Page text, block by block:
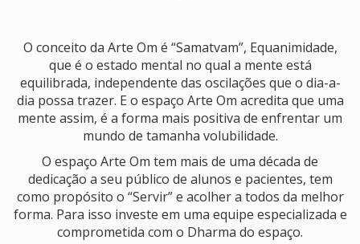
O QUE É O ESPAÇO
PARCEIROS
EQUIPE
ADMINISTRATIVO
INSTRUTORES
PROFESSORES
COLABORADORES
COMO CHEGAR
O conceito da Arte Om é “Samatvam”, Equanimidade,
que é o estado mental no qual a mente está
equilibrada, independente das oscilações que o dia-a-
dia possa trazer. E o espaço Arte Om acredita que uma
mente assim, é a forma mais positiva de enfrentar um
mundo de tamanha volubilidade.
O espaço Arte Om tem mais de uma década de
dedicação a seu público de alunos e pacientes, tem
como propósito o “Servir” e acolher a todos da melhor
forma. Para isso investe em uma equipe especializada e
comprometida com o Dharma do espaço.